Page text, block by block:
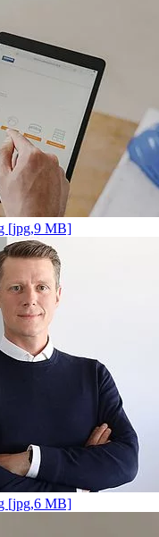
[jpg,9 MB]
[jpg,6 MB]